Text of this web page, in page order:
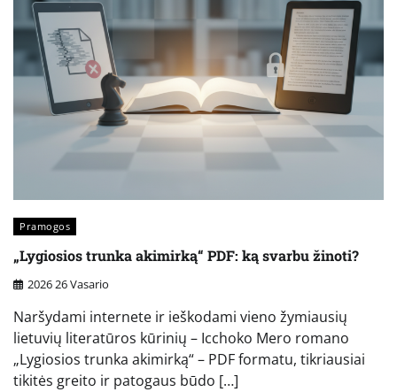
Pramogos
„Lygiosios trunka akimirką“ PDF: ką svarbu žinoti?
2026 26 Vasario
Naršydami internete ir ieškodami vieno žymiausių
lietuvių literatūros kūrinių – Icchoko Mero romano
„Lygiosios trunka akimirką“ – PDF formatu, tikriausiai
tikitės greito ir patogaus būdo […]